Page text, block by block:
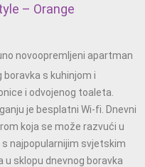
– Orange
novoopremljeni apartman
boravka s kuhinjom i
i odvojenog toaleta.
je besplatni Wi-fi. Dnevni
koja se može razvući u
s najpopularnijim svjetskim
u sklopu dnevnog boravka